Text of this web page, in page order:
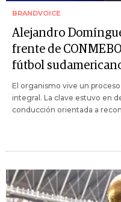
BRANDVOICE
Alejandro
frente de
fútbol
El organismo vive un
integral. La clave estuvo en
conducción orientada a